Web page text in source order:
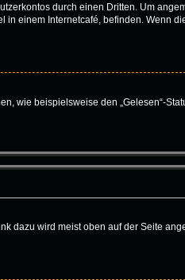
durch einen Dritten. Um
in einem Internetcafé, befinden. Wenn
wie beispielsweise den „Gelesen“-
dazu wird meist oben auf der Seite